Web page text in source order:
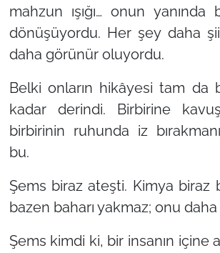
mahzun ışığı… onun
dönüşüyordu. Her şey daha
daha görünür oluyordu.
Belki onların hikâyesi tam da
kadar derindi. Birbirine
birbirinin ruhunda iz
bu.
Şems biraz ateşti. Kimya biraz
bazen baharı yakmaz; onu daha
Şems kimdi ki, bir insanın içine